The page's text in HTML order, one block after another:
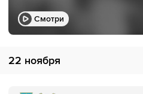
Смотри
22 ноября